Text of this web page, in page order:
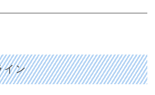
イン